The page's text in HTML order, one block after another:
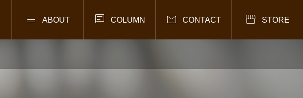
 ABOUT  COLUMN  CONTACT  STORE